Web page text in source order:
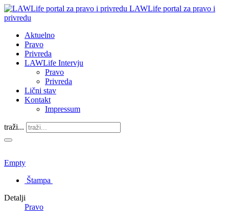
LAWLife portal za pravo i
privredu
Aktuelno
Pravo
Privreda
LAWLife Intervju
Pravo
Privreda
Lični stav
Kontakt
Impressum
traži...
Empty
Štampa
Detalji
Pravo